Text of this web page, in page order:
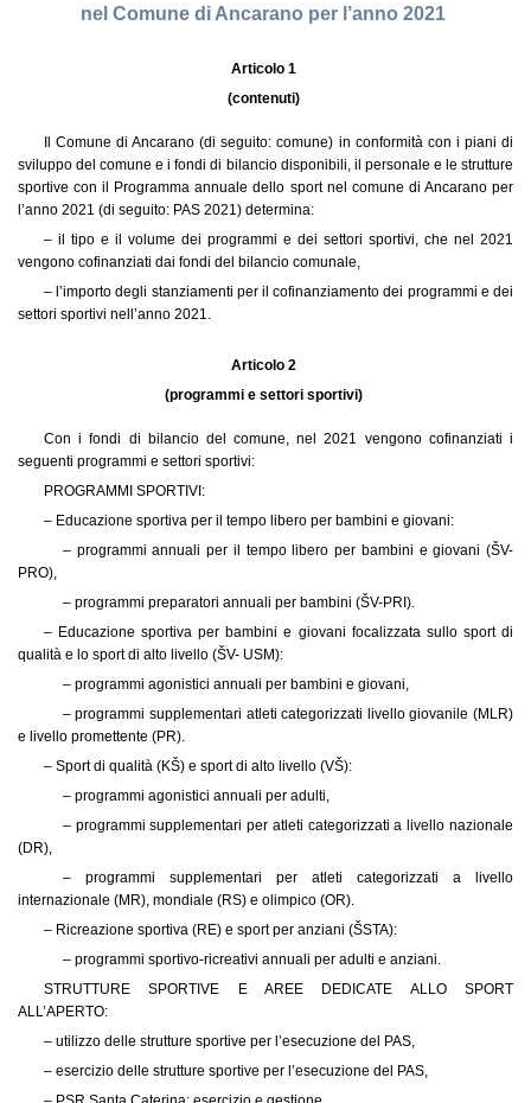
nel Comune di Ancarano per l’anno 2021
Articolo 1
(contenuti)
Il Comune di Ancarano (di seguito: comune) in conformità con i piani di
sviluppo del comune e i fondi di bilancio disponibili, il personale e le strutture
sportive con il Programma annuale dello sport nel comune di Ancarano per
l’anno 2021 (di seguito: PAS 2021) determina:
– il tipo e il volume dei programmi e dei settori sportivi, che nel 2021
vengono cofinanziati dai fondi del bilancio comunale,
– l’importo degli stanziamenti per il cofinanziamento dei programmi e dei
settori sportivi nell’anno 2021.
Articolo 2
(programmi e settori sportivi)
Con i fondi di bilancio del comune, nel 2021 vengono cofinanziati i
seguenti programmi e settori sportivi:
PROGRAMMI SPORTIVI:
– Educazione sportiva per il tempo libero per bambini e giovani:
– programmi annuali per il tempo libero per bambini e giovani (ŠV-
PRO),
– programmi preparatori annuali per bambini (ŠV-PRI).
– Educazione sportiva per bambini e giovani focalizzata sullo sport di
qualità e lo sport di alto livello (ŠV- USM):
– programmi agonistici annuali per bambini e giovani,
– programmi supplementari atleti categorizzati livello giovanile (MLR)
e livello promettente (PR).
– Sport di qualità (KŠ) e sport di alto livello (VŠ):
– programmi agonistici annuali per adulti,
– programmi supplementari per atleti categorizzati a livello nazionale
(DR),
– programmi supplementari per atleti categorizzati a livello
internazionale (MR), mondiale (RS) e olimpico (OR).
– Ricreazione sportiva (RE) e sport per anziani (ŠSTA):
– programmi sportivo-ricreativi annuali per adulti e anziani.
STRUTTURE SPORTIVE E AREE DEDICATE ALLO SPORT
ALL’APERTO:
– utilizzo delle strutture sportive per l’esecuzione del PAS,
– esercizio delle strutture sportive per l’esecuzione del PAS,